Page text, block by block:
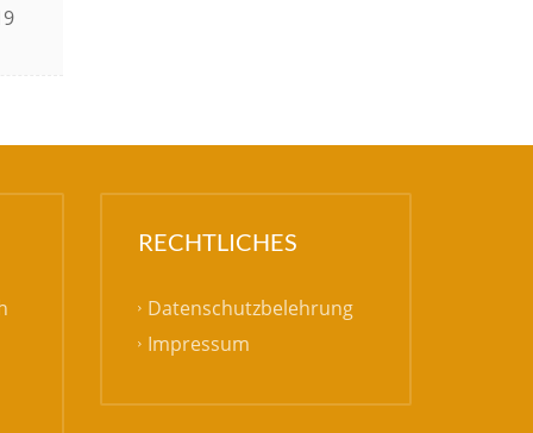
RECHTLICHES
Datenschutzbelehrung
Impressum